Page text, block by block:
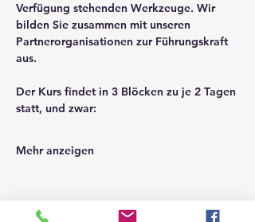
Verfügung stehenden Werkzeuge. Wir
bilden Sie zusammen mit unseren
Partnerorganisationen zur Führungskraft
aus.
Der Kurs findet in 3 Blöcken zu je 2 Tagen
statt, und zwar:
Mehr anzeigen